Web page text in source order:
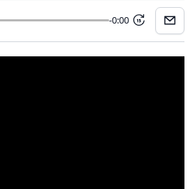
-0:00 15